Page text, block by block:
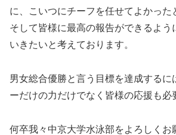
に、こいつにチーフを任せてよかった
そして皆様に最高の報告ができるよう
いきたいと考えております。
男女総合優勝と言う目標を達成するに
ーだけの力だけでなく皆様の応援も必
何卒我々中京大学水泳部をよろしくお